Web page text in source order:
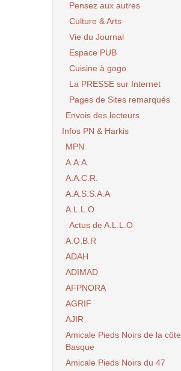
Pensez aux autres
Culture & Arts
Vie du Journal
Espace PUB
Cuisine à gogo
La PRESSE sur Internet
Pages de Sites remarqués
Envois des lecteurs
Infos PN & Harkis
MPN
A.A.A.
A.A.C.R.
A.A.S.S.A.A
A.L.L.O
Actus de A.L.L.O
A.O.B.R
ADAH
ADIMAD
AFPNORA
AGRIF
AJIR
Amicale Pieds Noirs de la côte
Basque
Amicale Pieds Noirs du 47